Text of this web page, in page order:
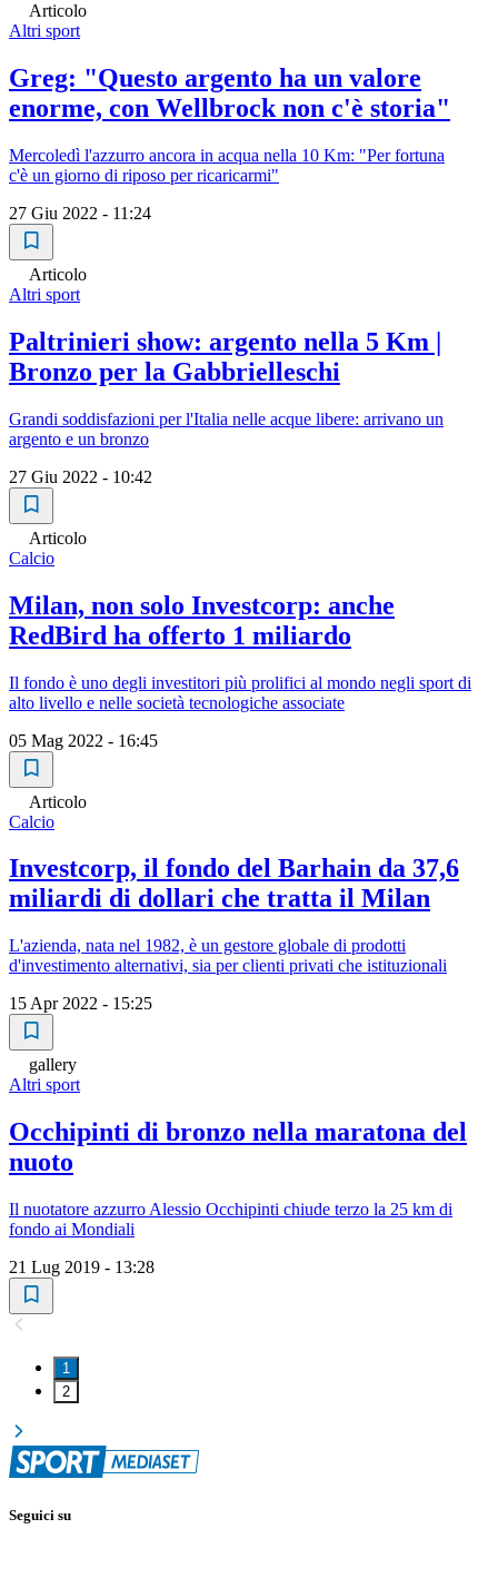
Articolo
Altri sport
Greg: "Questo argento ha un valore
enorme, con Wellbrock non c'è storia"
Mercoledì l'azzurro ancora in acqua nella 10 Km: "Per fortuna
c'è un giorno di riposo per ricaricarmi"
27 Giu 2022 - 11:24
Articolo
Altri sport
Paltrinieri show: argento nella 5 Km |
Bronzo per la Gabbrielleschi
Grandi soddisfazioni per l'Italia nelle acque libere: arrivano un
argento e un bronzo
27 Giu 2022 - 10:42
Articolo
Calcio
Milan, non solo Investcorp: anche
RedBird ha offerto 1 miliardo
Il fondo è uno degli investitori più prolifici al mondo negli sport di
alto livello e nelle società tecnologiche associate
05 Mag 2022 - 16:45
Articolo
Calcio
Investcorp, il fondo del Barhain da 37,6
miliardi di dollari che tratta il Milan
L'azienda, nata nel 1982, è un gestore globale di prodotti
d'investimento alternativi, sia per clienti privati ch​​e istituzionali
15 Apr 2022 - 15:25
gallery
Altri sport
Occhipinti di bronzo nella maratona del
nuoto
Il nuotatore azzurro Alessio Occhipinti chiude terzo la 25 km di
fondo ai Mondiali
21 Lug 2019 - 13:28
1
2
Seguici su